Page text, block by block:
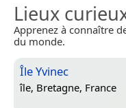
Lieux
Apprenez à connaître
du monde.
Île Yvinec
île, Bretagne, France